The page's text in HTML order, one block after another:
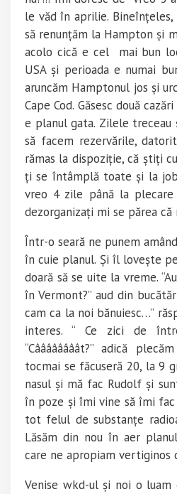
le văd în aprilie. Bineînțeles,
să renunțăm la Hampton și
acolo cică e cel mai bun
USA și perioada e numai
aruncăm Hamptonul jos și
Cape Cod. Găsesc două
e planul gata. Zilele treceau
să facem rezervările,
rămas la dispoziție, că știți
ți se întâmplă toate și la
vreo 4 zile până la
dezorganizați mi se părea că
Într-o seară ne punem
în cuie planul. Și îl lovește
doară să se uite la vreme.
în Vermont?” aud din
cam ca la noi bănuiesc…”
interes. “ Ce zici de
“Câââââââât?” adică
tocmai se făcuseră 20, la 9
nasul și mă fac Rudolf și
în poze și îmi vine să îmi
tot felul de substanțe
Lăsăm din nou în aer
care ne apropiam vertiginos
Venise wkd-ul și noi o